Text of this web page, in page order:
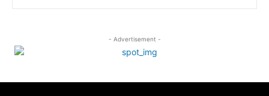
- Advertisement -